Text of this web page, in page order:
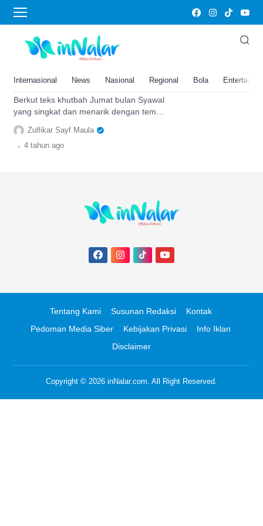
Internasional News Nasional Regional Bola
Pondok Pesantren Buntet
Khutbah Jumat Bulan Syawal
Singkat dan Menarik, Tema
Petunjuk
Berkut teks khutbah Jumat bulan Syawal
yang singkat dan menarik dengan tema
menjadikan Al Quran sebagai petunjuk
dalam kehidupan.
Zulfikar Sayf Maula
. 4 tahun ago
Tentang Kami Susunan Redaksi
Kontak
Pedoman Media Siber
Kebijakan Privasi
Info Iklan
Disclaimer
Copyright © 2026 inNalar.com. All Right Reserved.